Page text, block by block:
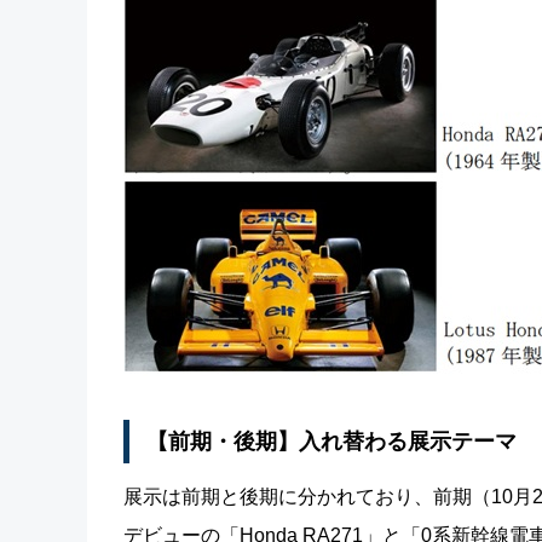
【前期・後期】入れ替わる展示テーマ
展示は前期と後期に分かれており、前期（10
デビューの「Honda RA271」と「0系新幹線電